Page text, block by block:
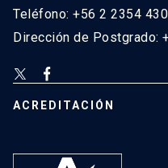
Teléfono: +56 2 2354
Dirección de Postgrado:
ACREDITACIÓN